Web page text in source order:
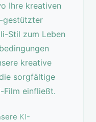
Ihre kreativen
gestützter
Stil zum Leben
kreative
sorgfältige
Film einfließt.
KI-